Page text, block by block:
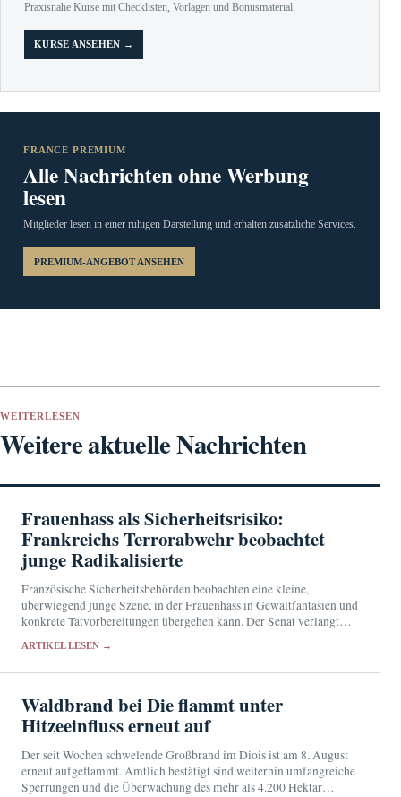
Praxisnahe Kurse mit Checklisten, Vorlagen und Bonusmaterial.
KURSE ANSEHEN →
FRANCE PREMIUM
Alle Nachrichten ohne Werbung
lesen
Mitglieder lesen in einer ruhigen Darstellung und erhalten zusätzliche Services.
PREMIUM-ANGEBOT ANSEHEN
WEITERLESEN
Weitere aktuelle Nachrichten
Frauenhass als Sicherheitsrisiko:
Frankreichs Terrorabwehr beobachtet
junge Radikalisierte
Französische Sicherheitsbehörden beobachten eine kleine,
überwiegend junge Szene, in der Frauenhass in Gewaltfantasien und
konkrete Tatvorbereitungen übergehen kann. Der Senat verlangt
Nachrichtendiensten.
ARTIKEL LESEN →
Waldbrand bei Die flammt unter
Hitzeeinfluss erneut auf
Der seit Wochen schwelende Großbrand im Diois ist am 8. August
erneut aufgeflammt. Amtlich bestätigt sind weiterhin umfangreiche
Sperrungen und die Überwachung des mehr als 4.200 Hektar